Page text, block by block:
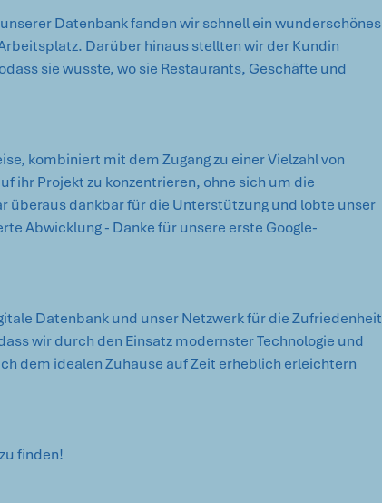
Datenbank fanden wir schnell ein wunderschönes
Darüber hinaus stellten wir der Kundin
sie wusste, wo sie Restaurants, Geschäfte und
kombiniert mit dem Zugang zu einer Vielzahl von
ihr Projekt zu konzentrieren, ohne sich um die
überaus dankbar für die Unterstützung und lobte unser
Abwicklung - Danke für unsere erste Google-
Datenbank und unser Netzwerk für die Zufriedenheit
wir durch den Einsatz modernster Technologie und
dem idealen Zuhause auf Zeit erheblich erleichtern
finden!